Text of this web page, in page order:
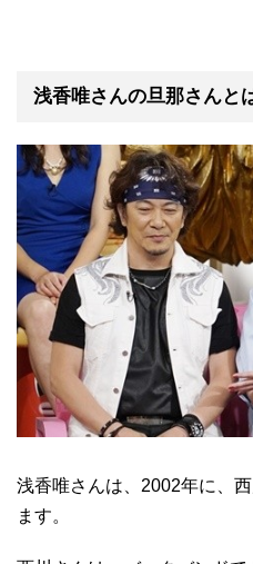
浅香唯さんの旦那さんと
浅香唯さんは、2002年に、
ます。